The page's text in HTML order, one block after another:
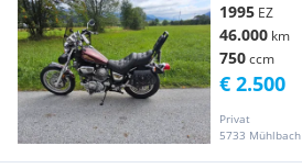
1995 EZ
46.000 km
750ccm
Privat
5733 Mühlbach
€ 2.500